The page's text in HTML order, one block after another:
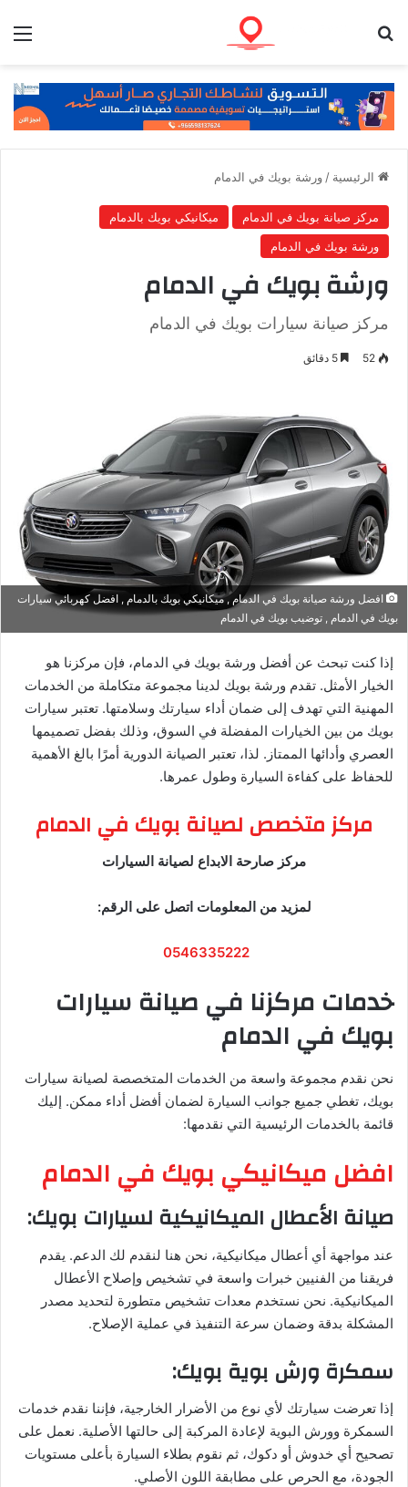
الرئيسية / ورشة بويك في الدمام
مركز صيانة بويك في الدمام
ميكانيكي بويك بالدمام
ورشة بويك في الدمام
ورشة بويك في الدمام
مركز صيانة سيارات بويك في الدمام
52
افضل ورشة صيانة بويك في الدمام , ميكانيكي بويك بالدمام , افضل كهربائي سيارات
بويك في الدمام , توضيب بويك في الدمام
إذا كنت تبحث عن أفضل ورشة بويك في الدمام، فإن مركزنا هو
الخيار الأمثل. تقدم ورشة بويك لدينا مجموعة متكاملة من الخدمات
المهنية التي تهدف إلى ضمان أداء سيارتك وسلامتها. تعتبر سيارات
بويك من بين الخيارات المفضلة في السوق، وذلك بفضل تصميمها
العصري وأدائها الممتاز. لذا، تعتبر الصيانة الدورية أمرًا بالغ الأهمية
للحفاظ على كفاءة السيارة وطول عمرها.
مركز متخصص لصيانة بويك في الدمام
مركز صارحة الابداع لصيانة السيارات
لمزيد من المعلومات اتصل على الرقم:
0546335222
خدمات مركزنا في صيانة سيارات
بويك في الدمام
نحن نقدم مجموعة واسعة من الخدمات المتخصصة لصيانة سيارات
بويك، تغطي جميع جوانب السيارة لضمان أفضل أداء ممكن. إليك
قائمة بالخدمات الرئيسية التي نقدمها:
افضل ميكانيكي بويك في الدمام
صيانة الأعطال الميكانيكية لسيارات بويك:
عند مواجهة أي أعطال ميكانيكية، نحن هنا لنقدم لك الدعم. يقدم
فريقنا من الفنيين خبرات واسعة في تشخيص وإصلاح الأعطال
الميكانيكية. نحن نستخدم معدات تشخيص متطورة لتحديد مصدر
المشكلة بدقة وضمان سرعة التنفيذ في عملية الإصلاح.
سمكرة ورش بوية بويك:
إذا تعرضت سيارتك لأي نوع من الأضرار الخارجية، فإننا نقدم خدمات
السمكرة وورش البوية لإعادة المركبة إلى حالتها الأصلية. نعمل على
تصحيح أي خدوش أو دكوك، ثم نقوم بطلاء السيارة بأعلى مستويات
الجودة، مع الحرص على مطابقة اللون الأصلي.